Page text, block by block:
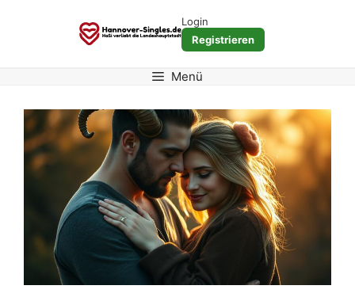
Login
Registrieren
Menü